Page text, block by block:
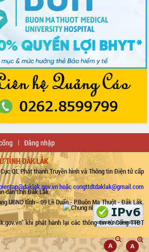
Đăng nhập
TỈNH ĐẮK LẮK
QL Phát thanh Truyền hình và Thông tin Điện tử cấp
dân tỉnh Đắk Lắk
UBND tỉnh - 09 Lê Duẩn - P.Buôn Ma Thuột - Đắk Lắk.
hoặc congttdtdaklak@gmail.com
khi phát hành lại các thông tin từ Cổng TTĐT